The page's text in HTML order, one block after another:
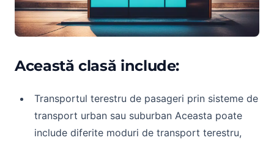
Această clasă include:
Transportul terestru de pasageri prin sisteme de
transport urban sau suburban Aceasta poate
include diferite moduri de transport terestru,